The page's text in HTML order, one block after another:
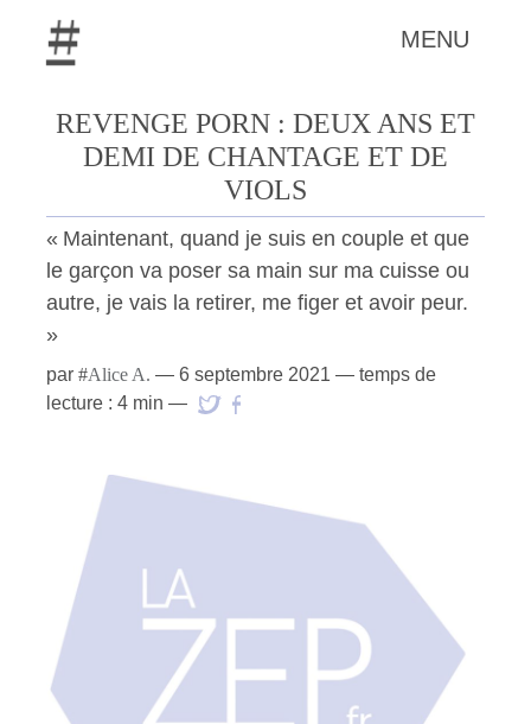
MENU
REVENGE PORN : DEUX ANS ET
DEMI DE CHANTAGE ET DE
VIOLS
« Maintenant, quand je suis en couple et que
le garçon va poser sa main sur ma cuisse ou
autre, je vais la retirer, me figer et avoir peur.
»
par #Alice A. — 6 septembre 2021 — temps de
lecture : 4 min —